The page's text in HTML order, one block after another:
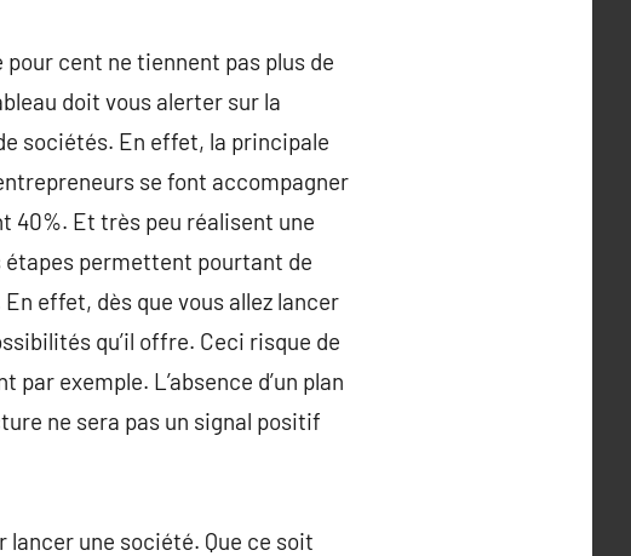
cent ne tiennent pas plus de
doit vous alerter sur la
sociétés. En effet, la principale
se font accompagner
40%. Et très peu réalisent une
étapes permettent pourtant de
effet, dès que vous allez lancer
qu’il offre. Ceci risque de
exemple. L’absence d’un plan
ne sera pas un signal positif
une société. Que ce soit